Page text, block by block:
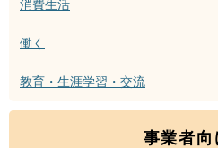
消費生活
働く
教育・生涯学習・交流
事業者向